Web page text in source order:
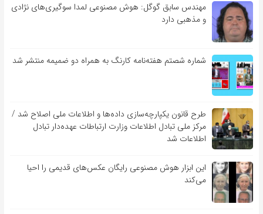
مهندس سابق گوگل: هوش مصنوعی لمدا سوگیری‌های نژادی
و مذهبی دارد
شماره شصتم هفته‌نامه کارنگ به همراه دو ضمیمه منتشر شد
طرح قانون یکپارچه‌سازی داده‌ها و اطلاعات ملی اصلاح شد /
مرکز ملی تبادل اطلاعات وزارت ارتباطات عهده‌دار تبادل
اطلاعات شد
این ابزار هوش مصنوعی رایگان عکس‌های قدیمی را احیا
می‌کند